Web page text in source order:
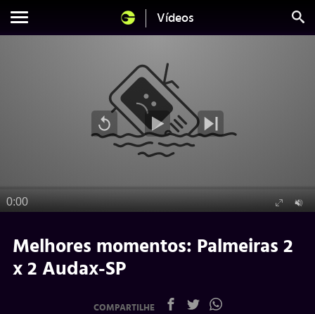
Vídeos
Melhores momentos: Palmeiras 2
x 2 Audax-SP
COMPARTILHE